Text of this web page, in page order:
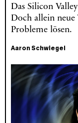
Das Silicon
Doch allein neue
Probleme lösen.
Aaron Schwiegel